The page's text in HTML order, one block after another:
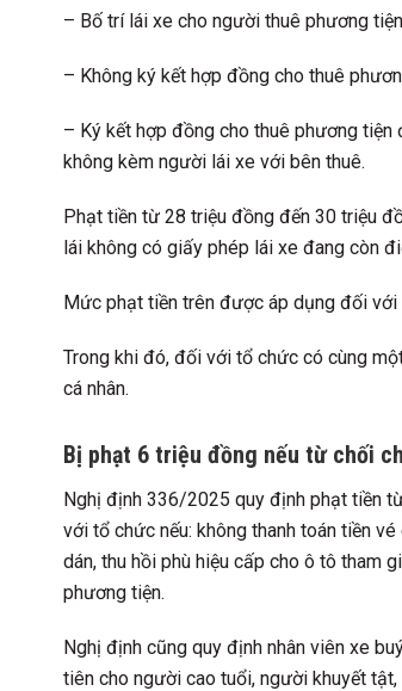
– Bố trí lái xe cho người thuê phương
– Không ký kết hợp đồng cho thuê
– Ký kết hợp đồng cho thuê phương tiện
không kèm người lái xe với bên thuê.
Phạt tiền từ 28 triệu đồng đến 30 triệu
lái không có giấy phép lái xe đang còn
Mức phạt tiền trên được áp dụng đối với
Trong khi đó, đối với tổ chức có cùng
cá nhân.
Bị phạt 6 triệu đồng nếu từ chối
Nghị định 336/2025 quy định phạt tiền
với tổ chức nếu: không thanh toán tiền
dán, thu hồi phù hiệu cấp cho ô tô tham
phương tiện.
Nghị định cũng quy định nhân viên xe
tiên cho người cao tuổi, người khuyết